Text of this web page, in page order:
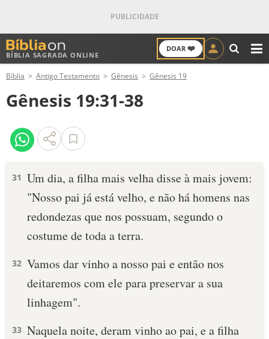
BÍBLIA SAGRADA ONLINE
DOAR ❤️
ANTIGO TESTAMENTO
NOVO TESTAMENTO
VERSÍCULOS
PALAVRA DO DIA
SALMO DO DIA
DEVOCIONAL DIÁRIO
10 MANDAMENTOS
Bíblia Antigo Testamento Gênesis Gênesis 19
Gênesis 19:31-38
31 Um dia, a filha mais velha disse à mais jovem:
"Nosso pai já está velho, e não há ho­mens nas
redondezas que nos possuam, segundo o
costume de toda a terra.
32 Vamos dar vinho a nosso pai e então nos
deitaremos com ele para preservar a sua
linhagem".
33 Naquela noite, deram vinho ao pai, e a filha